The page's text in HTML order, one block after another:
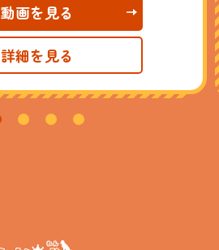
動画を見る
詳細を見る